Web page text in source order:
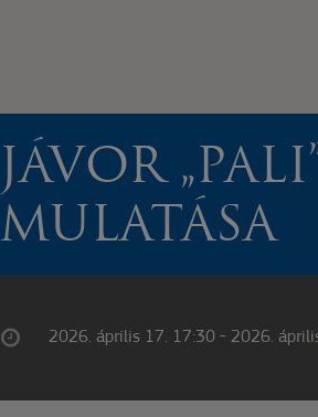
JÁVOR
MULATÁSA
2026. április 17. 17:30 - 2026.